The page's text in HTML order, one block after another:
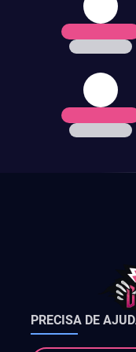
PRECISA DE